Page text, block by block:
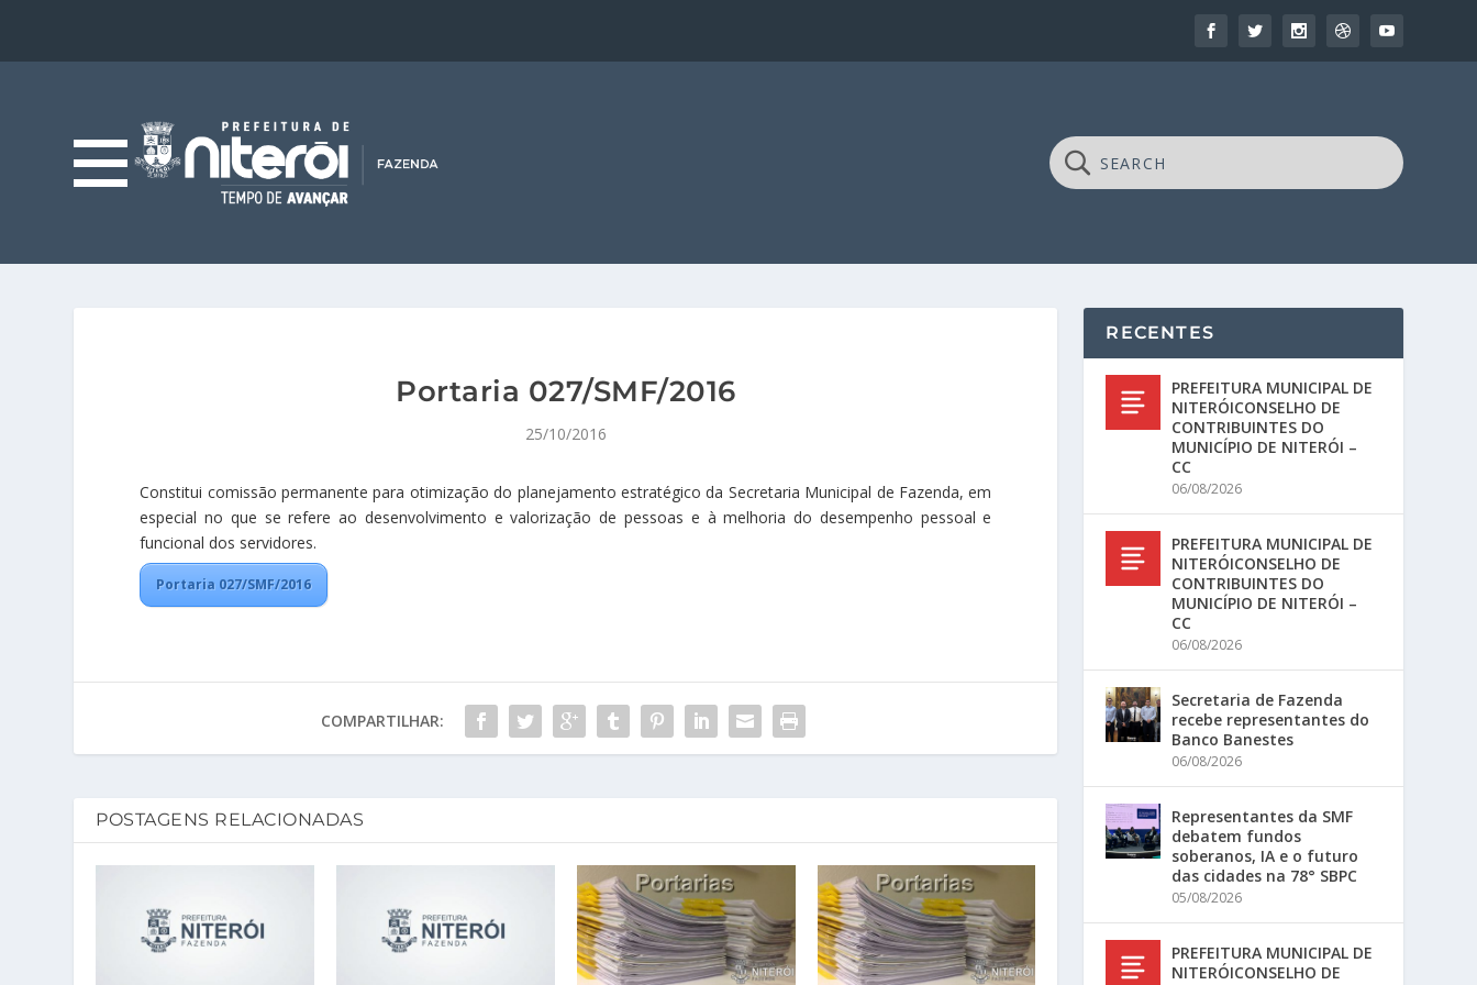
Portaria 027/SMF/2016
25/10/2016
Constitui comissão permanente para otimização do planejamento estratégico da Secretaria Municipal de Fazenda, em
especial no que se refere ao desenvolvimento e valorização de pessoas e à melhoria do desempenho pessoal e
funcional dos servidores.
Portaria 027/SMF/2016
COMPARTILHAR:
POSTAGENS RELACIONADAS
RECENTES
PREFEITURA MUNICIPAL DE
NITERÓICONSELHO DE
CONTRIBUINTES DO
MUNICÍPIO DE NITERÓI –
CC
06/08/2026
PREFEITURA MUNICIPAL DE
NITERÓICONSELHO DE
CONTRIBUINTES DO
MUNICÍPIO DE NITERÓI –
CC
06/08/2026
Secretaria de Fazenda
recebe representantes do
Banco Banestes
06/08/2026
Representantes da SMF
debatem fundos
soberanos, IA e o futuro
das cidades na 78° SBPC
05/08/2026
PREFEITURA MUNICIPAL DE
NITERÓICONSELHO DE